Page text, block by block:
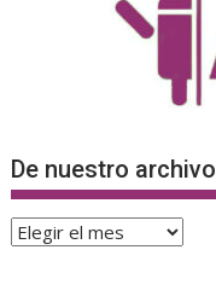
De nuestro archivo
De